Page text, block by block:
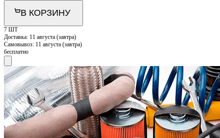
В КОРЗИНУ
7 ШТ
Доставка: 11 августа (завтра)
Самовывоз: 11 августа (завтра)
бесплатно